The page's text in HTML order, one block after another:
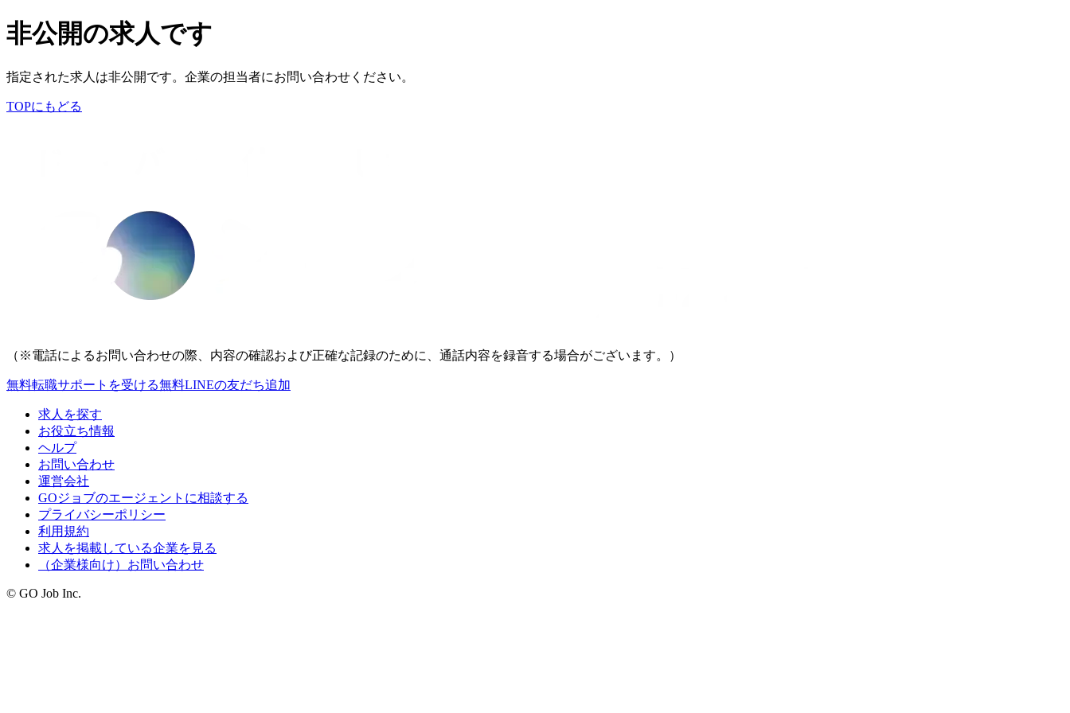
非公開の求人です
指定された求人は非公開です。企業の担当者にお問い合わせください。
TOPにもどる
（※電話によるお問い合わせの際、内容の確認および正確な記録のために、通話内容を録音する場合がございます。）
無料転職サポートを受ける無料LINEの友だち追加
求人を探す
お役立ち情報
ヘルプ
お問い合わせ
運営会社
GOジョブのエージェントに相談する
プライバシーポリシー
利用規約
求人を掲載している企業を見る
（企業様向け）お問い合わせ
© GO Job Inc.